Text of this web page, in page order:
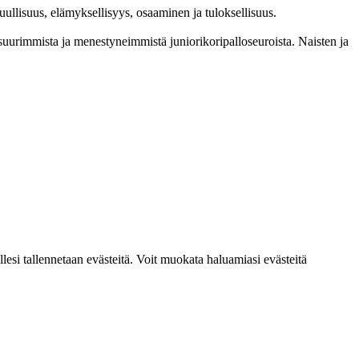
elämyk­sellisyys, osaaminen ja tulok­sellisuus.
ja menes­tyneim­mistä juni­ori­kori­pallo­seuroista. Naisten ja
tallennetaan evästeitä. Voit muokata haluamiasi evästeitä